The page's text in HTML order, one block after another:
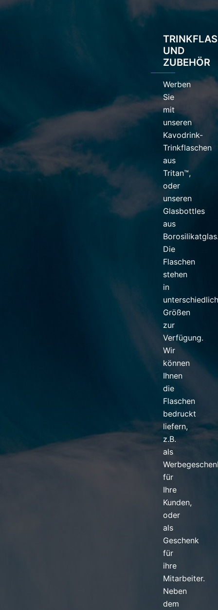
UND
ZUBEHÖR
Werben
Sie
mit
unseren
Kavodrink-
Trinkflaschen
aus
Tritan™,
oder
unseren
Glasbottles
aus
Die
Flaschen
stehen
in
Größen
zur
Verfügung.
Wir
können
Ihnen
die
Flaschen
bedruckt
liefern,
z.B.
als
für
Ihre
Kunden,
oder
als
Geschenk
für
ihre
Mitarbeiter.
Neben
dem